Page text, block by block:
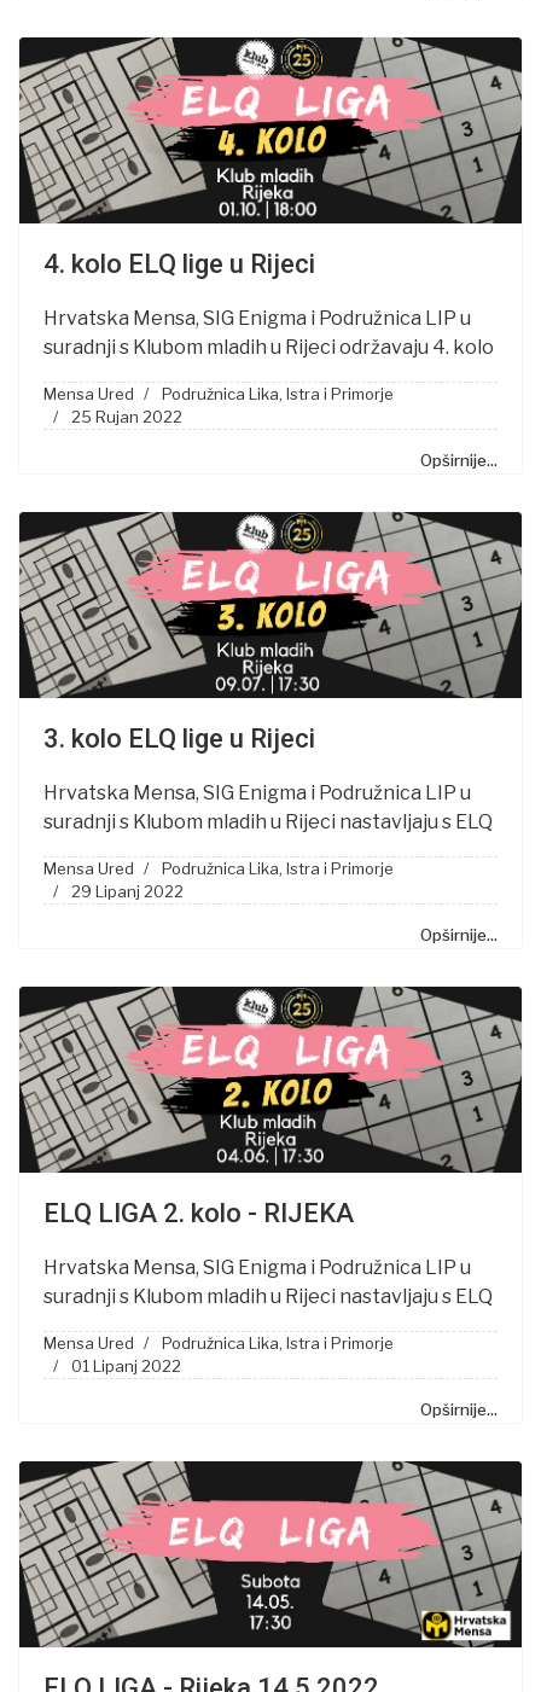
4. kolo ELQ lige u Rijeci
Hrvatska Mensa, SIG Enigma i Podružnica LIP u
suradnji s Klubom mladih u Rijeci održavaju 4. kolo
Mensa Ured
Podružnica Lika, Istra i Primorje
25 Rujan 2022
Opširnije...
3. kolo ELQ lige u Rijeci
Hrvatska Mensa, SIG Enigma i Podružnica LIP u
suradnji s Klubom mladih u Rijeci nastavljaju s ELQ
Mensa Ured
Podružnica Lika, Istra i Primorje
29 Lipanj 2022
Opširnije...
ELQ LIGA 2. kolo - RIJEKA
Hrvatska Mensa, SIG Enigma i Podružnica LIP u
suradnji s Klubom mladih u Rijeci nastavljaju s ELQ
Mensa Ured
Podružnica Lika, Istra i Primorje
01 Lipanj 2022
Opširnije...